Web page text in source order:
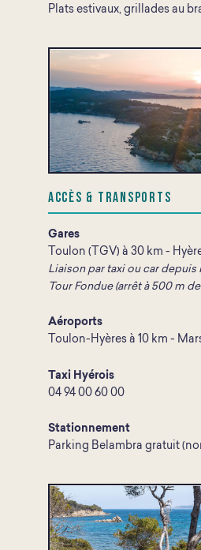
Plats estivaux, grillades au
Accès & Transports
Gares
Toulon (TGV) à 30 km -
Liaison par taxi ou car depuis
Tour Fondue (arrêt à 500 m
Aéroports
Toulon-Hyères à 10 km -
Taxi Hyérois
04 94 00 60 00
Stationnement
Parking Belambra gratuit